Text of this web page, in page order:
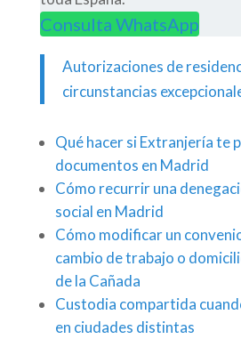
Consulta WhatsApp
Autorizaciones de
circunstancias
Qué hacer si Extranjería te
documentos en Madrid
Cómo recurrir una
social en Madrid
Cómo modificar un
cambio de trabajo o
de la Cañada
Custodia compartida
en ciudades distintas